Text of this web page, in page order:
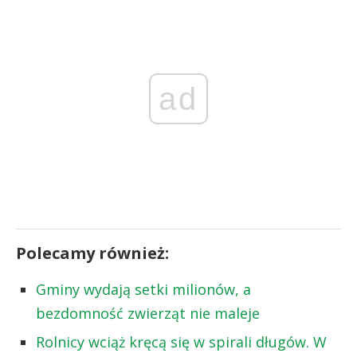
ad
Polecamy również:
Gminy wydają setki milionów, a
bezdomność zwierząt nie maleje
Rolnicy wciąż kręcą się w spirali długów. W